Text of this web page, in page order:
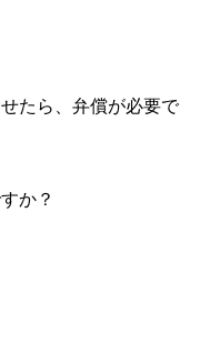
たら、弁償が必要で
か？